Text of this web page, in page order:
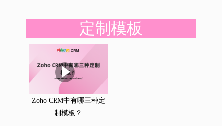
定制模板
Zoho CRM中有哪三种定
制模板？